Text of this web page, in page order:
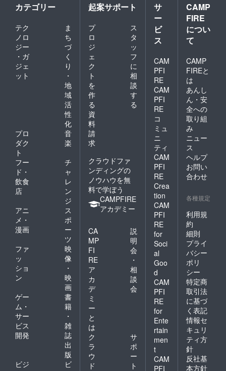
カテゴリー
テク
ノロ
ジー
・ガ
ジェ
ット
ま
ち
づ
く
り
・
地
域
活
性
化
プロ
ダク
ト
音
楽
フー
ド・
飲食
店
チ
ャ
レ
ン
ジ
アニ
メ・
漫画
ス
ポ
ー
ツ
ファ
ッ
ショ
ン
映
像
・
映
画
ゲー
ム・
サー
ビス
開発
書
籍
・
雑
誌
出
版
ビジ
ビ
起案サポート
プ
ロ
ジ
ェ
ク
ト
を
作
る
ス
タ
ッ
フ
に
相
談
す
る
資
料
請
求
クラウドファ
ンディングの
ノウハウを無
料で学ぼう
CAMPFIRE
アカデミー
CA
MP
FI
RE
ア
カ
デ
ミ
ー
と
は
説
明
会
・
相
談
会
ク
ラ
ウ
ド
サ
ポ
ー
ト
サ
ー
ビ
ス
CAM
PFI
RE
CAM
PFI
RE
コ
ミュ
ニ
ティ
CAM
PFI
RE
Crea
tion
CAM
PFI
RE
for
Soci
al
Goo
d
CAM
PFI
RE
for
Ente
rtain
men
t
CAM
PFI
CAMP
FIRE
につい
て
CAMP
FIREと
は
あんし
ん・安
全への
取り組
み
ニュー
ス
ヘルプ
お問い
合わせ
各種規定
利用規
約
細則
プライ
バシー
ポリ
シー
特定商
取引法
に基づ
く表記
情報セ
キュリ
ティ方
針
反社基
本方針